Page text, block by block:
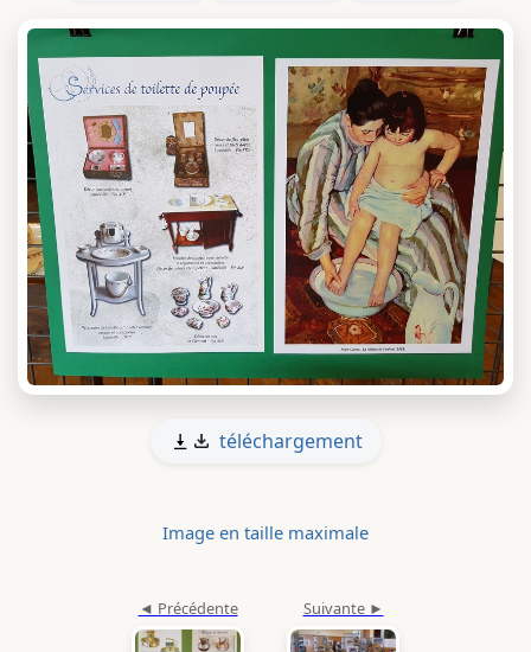
téléchargement
Image en taille maximale